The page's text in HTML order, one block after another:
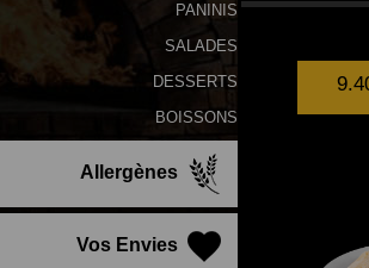
PANINIS
SALADES
DESSERTS
BOISSONS
Allergènes
Vos Envies